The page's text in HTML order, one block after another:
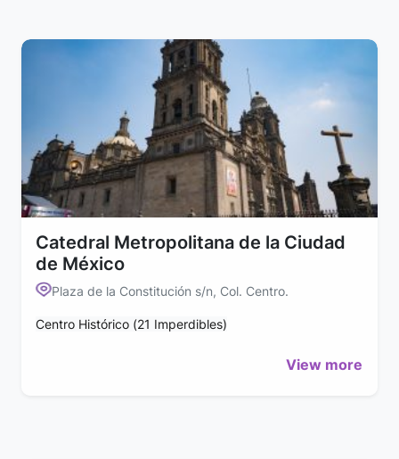
Catedral Metropolitana de la Ciudad
de México
Plaza de la Constitución s/n, Col. Centro.
Centro Histórico (21 Imperdibles)
View more